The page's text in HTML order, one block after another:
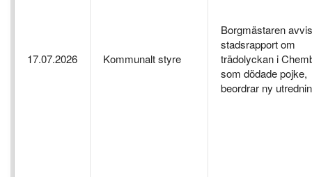
17.07.2026 Kommunalt styre
Borgmästaren
stadsrapport om
trädolyckan i
som dödade pojke,
beordrar ny